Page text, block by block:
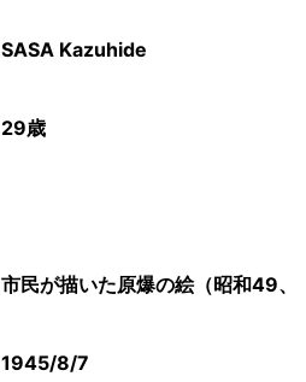
SASA Kazuhide
29歳
市民が描いた原爆の絵（昭和49、
1945/8/7